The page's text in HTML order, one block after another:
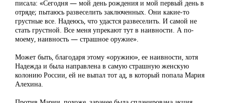
писала: «Сегодня — мой день рождения и мой первый день в
отряде; пытаюсь развеселить заключенных. Они какие-то
грустные все. Надеюсь, что удастся развеселить. И самой не
стать грустной. Все меня упрекают тут в наивности. А по-
моему, наивность — страшное оружие».
Может быть, благодаря этому «оружию», ее наивности, хотя
Надежда и была направлена в самую страшную женскую
колонию России, ей не выпал тот ад, в который попала Мария
Алехина.